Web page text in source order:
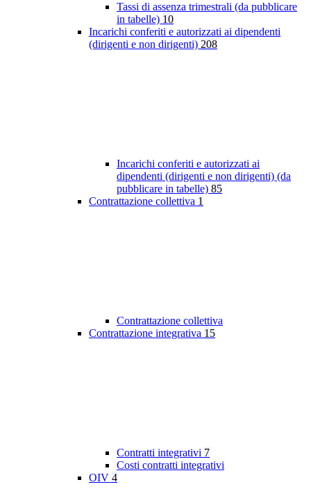
Tassi di assenza trimestrali (da pubblicare
in tabelle) 10
Incarichi conferiti e autorizzati ai dipendenti
(dirigenti e non dirigenti) 208
Incarichi conferiti e autorizzati ai
dipendenti (dirigenti e non dirigenti) (da
pubblicare in tabelle) 85
Contrattazione collettiva 1
Contrattazione collettiva
Contrattazione integrativa 15
Contratti integrativi 7
Costi contratti integrativi
OIV 4